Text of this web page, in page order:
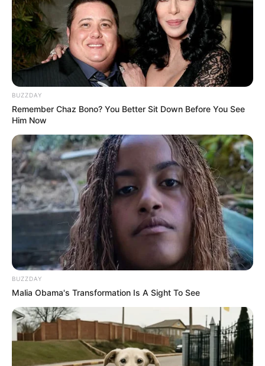
BUZZDAY
Remember Chaz Bono? You Better Sit Down Before You See
Him Now
BUZZDAY
Malia Obama's Transformation Is A Sight To See